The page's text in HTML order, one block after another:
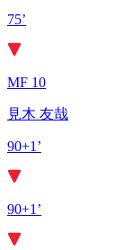
75’
MF 10
見木 友哉
90+1’
90+1’